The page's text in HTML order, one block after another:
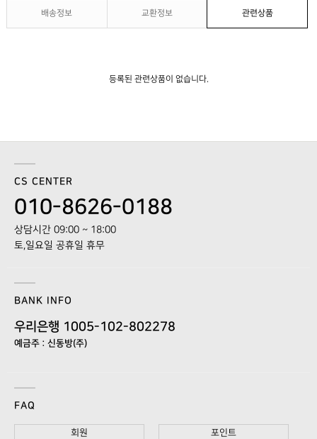
배송정보 교환정보 관련상품
등록된 관련상품이 없습니다.
CS CENTER
010-8626-0188
상담시간 09:00 ~ 18:00
토,일요일 공휴일 휴무
BANK INFO
우리은행 1005-102-802278
예금주 : 신동방(주)
FAQ
회원 포인트